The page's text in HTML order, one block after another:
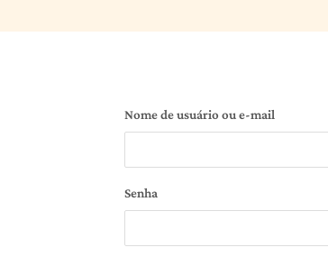
Nome de usuário ou e-mail
Senha